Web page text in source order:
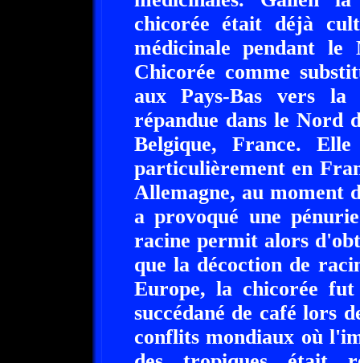
chicorée était déjà
médicinale pendant
Chicorée comme
aux Pays-Bas vers
répandue dans le Nord
Belgique, France.
particulièrement en
Allemagne, au moment
a provoqué une
racine permit alors
que la décoction de
Europe, la chicorée
succédané de café lors
conflits mondiaux où